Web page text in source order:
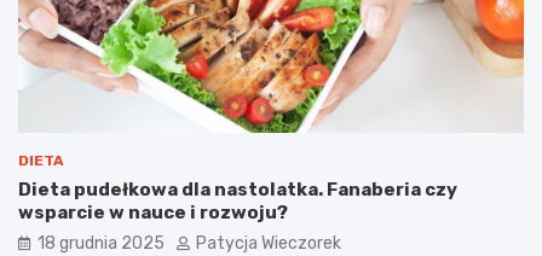
DIETA
Dieta pudełkowa dla nastolatka. Fanaberia czy
wsparcie w nauce i rozwoju?
18 grudnia 2025 Patycja Wieczorek